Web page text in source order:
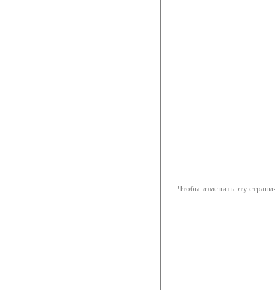
Чтобы изменить эту